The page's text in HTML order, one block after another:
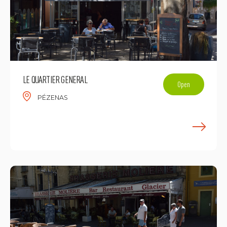
LE QUARTIER GENERAL
PÉZENAS
Open